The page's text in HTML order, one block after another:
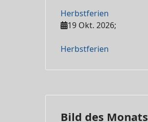
Herbstferien
19 Okt. 2026;
Herbstferien
Bild des Monats